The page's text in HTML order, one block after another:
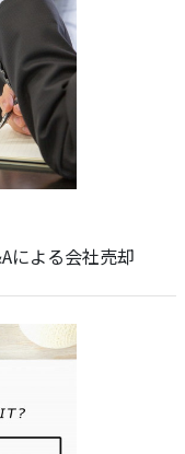
による会社売却